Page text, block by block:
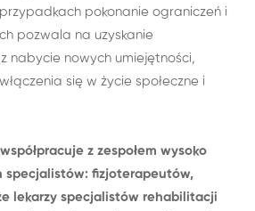
pokonanie ograniczeń i
pozwala na uzyskanie
nabycie nowych umiejętności,
się w życie społeczne i
z zespołem wysoko
specjalistów: fizjoterapeutów,
lekarzy specjalistów rehabilitacji